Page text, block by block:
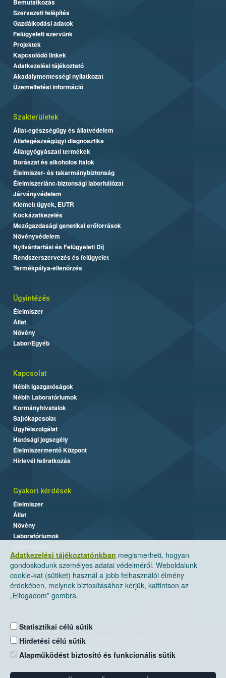
Adatkezelési tájékoztatónkban megismerheti, hogyan
gondoskodunk személyes adatai védelméről. Weboldalunk
cookie-kat (sütiket) használ a jobb felhasználói élmény
érdekében, melynek biztosításához kérjük, kattintson az
„Elfogadom” gombra.
Statisztikai célú sütik
Hirdetési célú sütik
Alapműködést biztosító és funkcionális sütik
Bemutatkozás
Szervezeti felépítés
Gazdálkodási adatok
Felügyeleti szervünk
Projektek
Kapcsolódó linkek
Adatkezelési tájékoztató
Akadálymentességi nyilatkozat
Üzemeltetési információ
Szakterületek
Állat-egészségügy és állatvédelem
Állategészségügyi diagnosztika
Állatgyógyászati termékek
Borászat és alkoholos italok
Élelmiszer- és takarmánybiztonság
Élelmiszerlánc-biztonsági laborhálózat
Járványvédelem
Kiemelt ügyek, EUTR
Kockázatkezelés
Mezőgazdasági genetikai erőforrások
Növényvédelem
Nyilvántartási és Felügyeleti Díj
Rendszerszervezés és felügyelet
Termékpálya-ellenőrzés
Ügyintézés
Élelmiszer
Állat
Növény
Labor/Egyéb
Kapcsolat
Nébih Igazgatóságok
Nébih Laboratóriumok
Kormányhivatalok
Sajtókapcsolat
Ügyfélszolgálat
Hatósági jogsegély
Élelmiszermentő Központ
Hírlevél feliratkozás
Gyakori kérdések
Élelmiszer
Állat
Növény
Laboratóriumok
Nemzeti Élelmiszerlánc-biztonsági Hivatal
Levelezési cím: 1525 Budapest. Pf. 30.